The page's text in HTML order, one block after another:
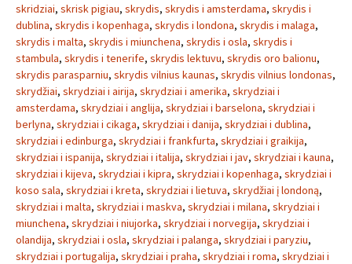
skridziai, skrisk pigiau, skrydis, skrydis i amsterdama, skrydis i
dublina, skrydis i kopenhaga, skrydis i londona, skrydis i malaga,
skrydis i malta, skrydis i miunchena, skrydis i osla, skrydis i
stambula, skrydis i tenerife, skrydis lektuvu, skrydis oro balionu,
skrydis parasparniu, skrydis vilnius kaunas, skrydis vilnius londonas,
skrydžiai, skrydziai i airija, skrydziai i amerika, skrydziai i
amsterdama, skrydziai i anglija, skrydziai i barselona, skrydziai i
berlyna, skrydziai i cikaga, skrydziai i danija, skrydziai i dublina,
skrydziai i edinburga, skrydziai i frankfurta, skrydziai i graikija,
skrydziai i ispanija, skrydziai i italija, skrydziai i jav, skrydziai i kauna,
skrydziai i kijeva, skrydziai i kipra, skrydziai i kopenhaga, skrydziai i
koso sala, skrydziai i kreta, skrydziai i lietuva, skrydžiai į londoną,
skrydziai i malta, skrydziai i maskva, skrydziai i milana, skrydziai i
miunchena, skrydziai i niujorka, skrydziai i norvegija, skrydziai i
olandija, skrydziai i osla, skrydziai i palanga, skrydziai i paryziu,
skrydziai i portugalija, skrydziai i praha, skrydziai i roma, skrydziai i